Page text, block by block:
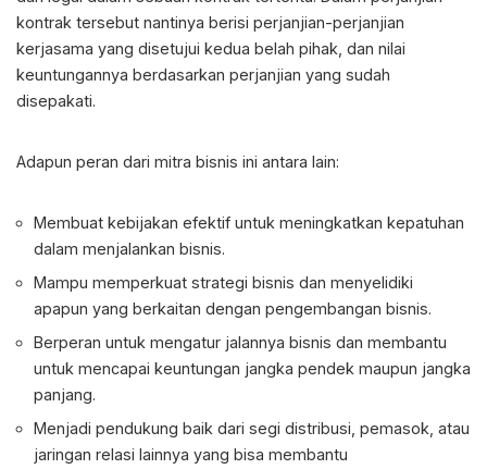
kontrak tersebut nantinya berisi perjanjian-perjanjian
kerjasama yang disetujui kedua belah pihak, dan nilai
keuntungannya berdasarkan perjanjian yang sudah
disepakati.
Adapun peran dari mitra bisnis ini antara lain:
Membuat kebijakan efektif untuk meningkatkan kepatuhan
dalam menjalankan bisnis.
Mampu memperkuat strategi bisnis dan menyelidiki
apapun yang berkaitan dengan pengembangan bisnis.
Berperan untuk mengatur jalannya bisnis dan membantu
untuk mencapai keuntungan jangka pendek maupun jangka
panjang.
Menjadi pendukung baik dari segi distribusi, pemasok, atau
jaringan relasi lainnya yang bisa membantu